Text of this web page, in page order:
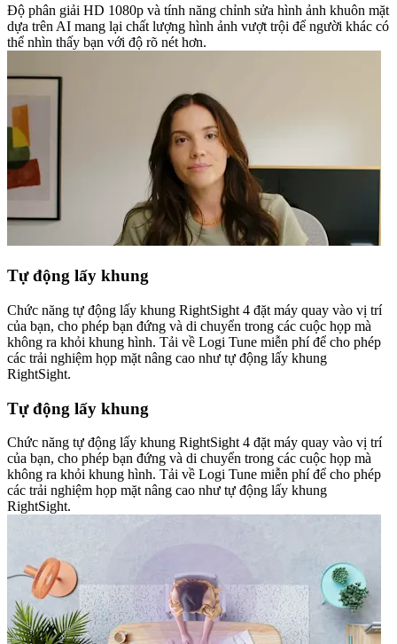
Độ phân giải HD 1080p và tính năng chỉnh sửa hình ảnh khuôn mặt
dựa trên AI mang lại chất lượng hình ảnh vượt trội để người khác có
thể nhìn thấy bạn với độ rõ nét hơn.
Tự động lấy khung
Chức năng tự động lấy khung RightSight 4 đặt máy quay vào vị trí
của bạn, cho phép bạn đứng và di chuyển trong các cuộc họp mà
không ra khỏi khung hình. Tải về Logi Tune miễn phí để cho phép
các trải nghiệm họp mặt nâng cao như tự động lấy khung
RightSight.
Tự động lấy khung
Chức năng tự động lấy khung RightSight 4 đặt máy quay vào vị trí
của bạn, cho phép bạn đứng và di chuyển trong các cuộc họp mà
không ra khỏi khung hình. Tải về Logi Tune miễn phí để cho phép
các trải nghiệm họp mặt nâng cao như tự động lấy khung
RightSight.